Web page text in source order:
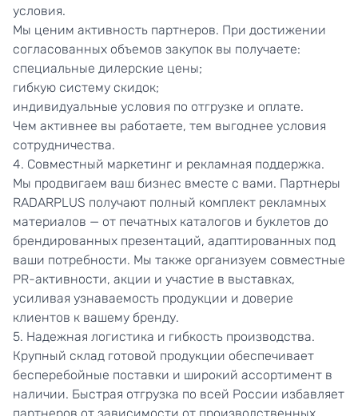
условия.
Мы ценим активность партнеров. При достижении
согласованных объемов закупок вы получаете:
специальные дилерские цены;
гибкую систему скидок;
индивидуальные условия по отгрузке и оплате.
Чем активнее вы работаете, тем выгоднее условия
сотрудничества.
4. Совместный маркетинг и рекламная поддержка.
Мы продвигаем ваш бизнес вместе с вами. Партнеры
RADARPLUS получают полный комплект рекламных
материалов — от печатных каталогов и буклетов до
брендированных презентаций, адаптированных под
ваши потребности. Мы также организуем совместные
PR-активности, акции и участие в выставках,
усиливая узнаваемость продукции и доверие
клиентов к вашему бренду.
5. Надежная логистика и гибкость производства.
Крупный склад готовой продукции обеспечивает
бесперебойные поставки и широкий ассортимент в
наличии. Быстрая отгрузка по всей России избавляет